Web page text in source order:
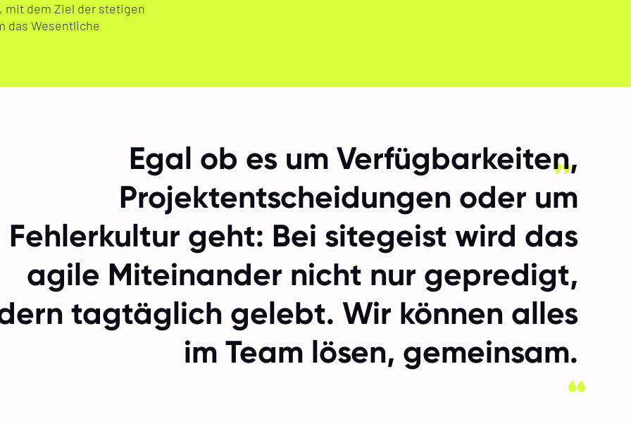
mit dem Ziel der stetigen
das Wesentliche
Egal ob es um Verfügbarkeiten,
Projektentscheidungen oder um
Fehlerkultur geht: Bei sitegeist wird das
agile Miteinander nicht nur gepredigt,
tagtäglich gelebt. Wir können alles
im Team lösen, gemeinsam.